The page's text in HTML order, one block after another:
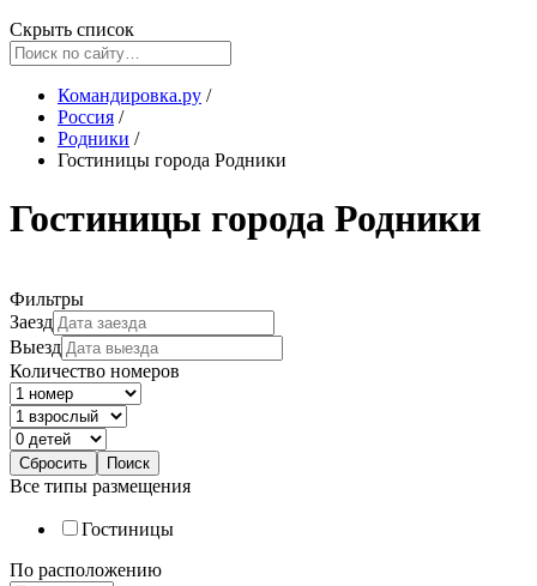
Скрыть список
Командировка.ру /
Россия /
Родники /
Гостиницы города Родники
Гостиницы города Родники
Фильтры
Заезд
Выезд
Количество номеров
Все типы размещения
Гостиницы
По расположению